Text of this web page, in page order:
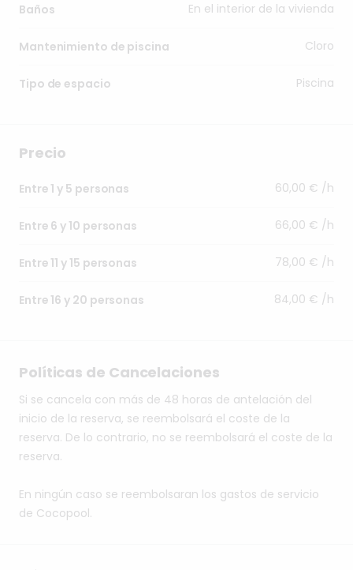
Baños En el interior de la vivienda
Mantenimiento de piscina Cloro
Tipo de espacio Piscina
Precio
Entre 1 y 5 personas 60,00 € /h
Entre 6 y 10 personas 66,00 € /h
Entre 11 y 15 personas 78,00 € /h
Entre 16 y 20 personas 84,00 € /h
Políticas de Cancelaciones
Si se cancela con más de 48 horas de antelación del
inicio de la reserva, se reembolsará el coste de la
reserva. De lo contrario, no se reembolsará el coste de la
reserva.
En ningún caso se reembolsaran los gastos de servicio
de Cocopool.